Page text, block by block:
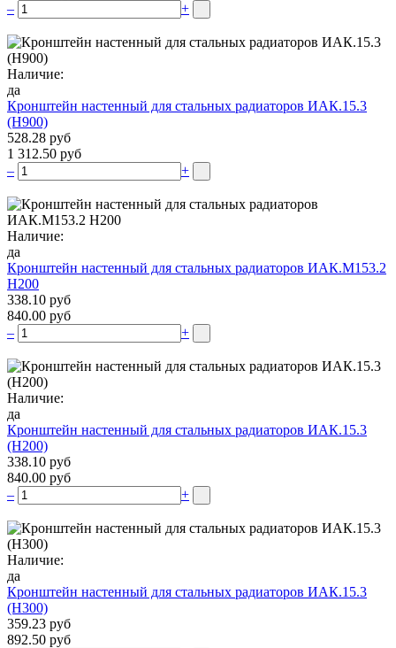
–
+
Наличие:
да
Кронштейн настенный для стальных радиаторов ИАК.15.3
(H900)
528.28 руб
1 312.50 руб
–
+
Наличие:
да
Кронштейн настенный для стальных радиаторов ИАК.М153.2
Н200
338.10 руб
840.00 руб
–
+
Наличие:
да
Кронштейн настенный для стальных радиаторов ИАК.15.3
(H200)
338.10 руб
840.00 руб
–
+
Наличие:
да
Кронштейн настенный для стальных радиаторов ИАК.15.3
(H300)
359.23 руб
892.50 руб